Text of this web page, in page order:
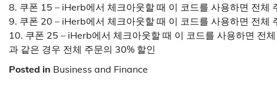
8. 쿠폰 15 – iHerb에서 체크아웃할 때 이 코드를 사용하면 전체
9. 쿠폰 20 – iHerb에서 체크아웃할 때 이 코드를 사용하면 전체
10. 쿠폰 25 – iHerb에서 체크아웃할 때 이 코드를 사용하면 전
과 같은 경우 전체 주문의 30% 할인
Posted in Business and Finance